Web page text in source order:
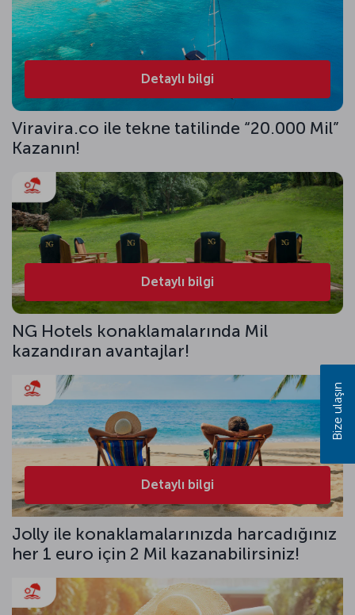
Detaylı bilgi
Viravira.co ile tekne tatilinde “20.000 Mil”
Kazanın!
Detaylı bilgi
NG Hotels konaklamalarında Mil
kazandıran avantajlar!
Detaylı bilgi
Jolly ile konaklamalarınızda harcadığınız
her 1 euro için 2 Mil kazanabilirsiniz!
Bize ulaşın